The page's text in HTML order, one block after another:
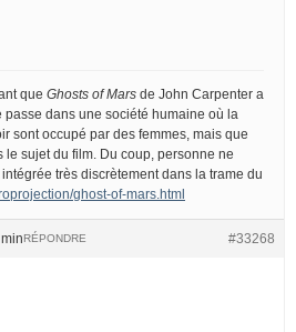
que Ghosts of Mars de John Carpenter a
passe dans une société humaine où la
sont occupé par des femmes, mais que
le sujet du film. Du coup, personne ne
très discrètement dans la trame du
ghost-of-mars.html
#33268
RÉPONDRE